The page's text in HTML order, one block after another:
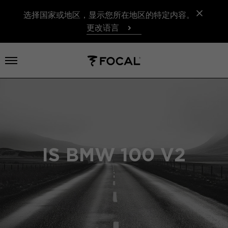
选择国家或地区，显示您所在地区的特定内容。
更改语言
打开菜单
IS BMW 100 V2